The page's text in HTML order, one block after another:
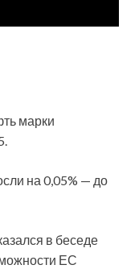
марки
на 0,05% — до
в беседе
ЕС